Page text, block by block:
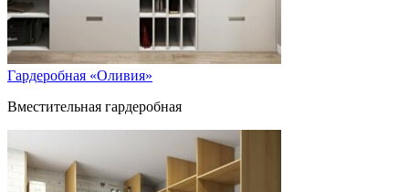
Гардеробная «Оливия»
Вместительная гардеробная